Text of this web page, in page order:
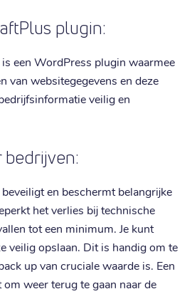
plugin:
een WordPress plugin waarmee
van websitegegevens en deze
veilig en
bedrijven:
en beschermt belangrijke
het verlies bij technische
tot een minimum. Je kunt
veilig opslaan. Dit is handig om te
up van cruciale waarde is. Een
weer terug te gaan naar de